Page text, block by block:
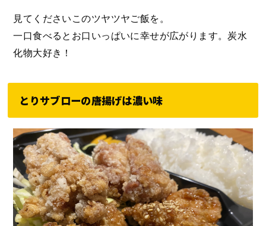
見てくださいこのツヤツヤご飯を。
一口食べるとお口いっぱいに幸せが広がります。炭水
化物大好き！
とりサブローの唐揚げは濃い味